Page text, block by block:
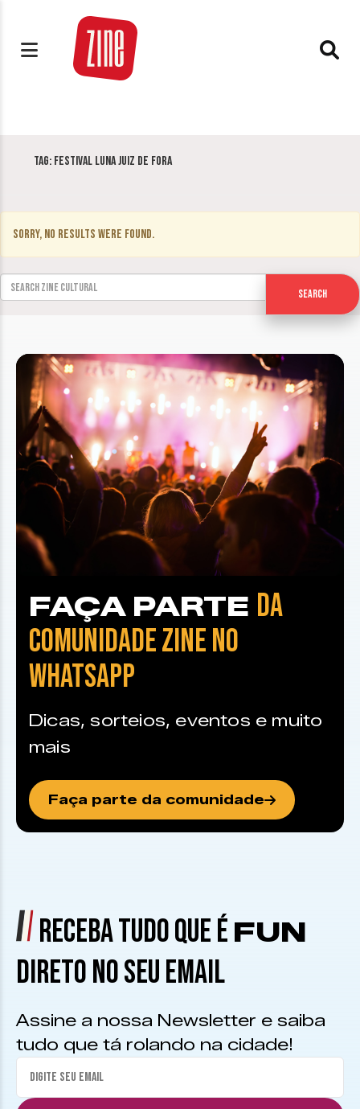
Tag: Festival Luna Juiz de Fora
Sorry, no results were found.
Search for:
Search
FAÇA PARTE DA
COMUNIDADE ZINE NO
WHATSAPP
Dicas, sorteios, eventos e muito
mais
Faça parte da comunidade
RECEBA TUDO QUE É FUN
DIRETO NO SEU EMAIL
Assine a nossa Newsletter e saiba
tudo que tá rolando na cidade!